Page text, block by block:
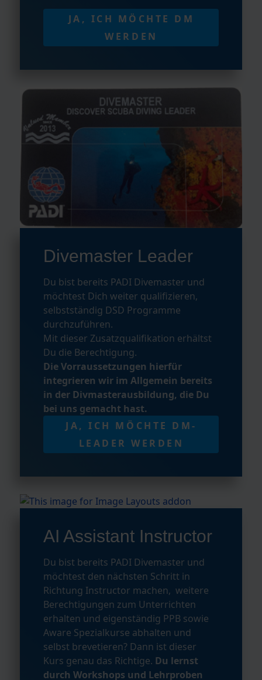
JA, ICH MÖCHTE DM
WERDEN
Divemaster Leader
Du bist bereits PADI Divemaster und
möchtest Dich weiter qualifizieren,
selbstständig DSD Programme
durchzuführen.
Mit dieser Zusatzqualifikation erhältst
Du die Berechtigung.
Die Vorraussetzungen hierfür
integrieren wir im Allgemein bereits
in der Divmasterausbildung, die Du
bei uns gemacht hast.
JA, ICH MÖCHTE DM-
LEADER WERDEN
AI Assistant Instructor
Du bist bereits PADI Divemaster und
möchtest den nächsten Schritt in
Richtung Instructor machen, weitere
Berechtigungen zum Unterrichten
erhalten und eigenständig PPB sowie
Aware Spezialkurse abhalten und
selbst brevetieren? Dann ist dieser
Kurs genau das Richtige. Du lernst
durch Workshops und Lehrproben